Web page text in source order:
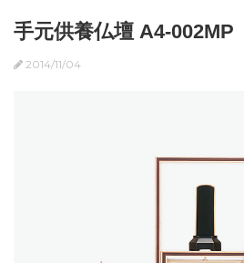
手元供養仏壇 A4-002MP
2014/11/04